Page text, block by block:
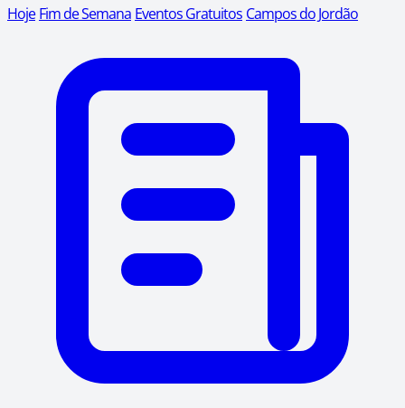
Hoje Fim de Semana Eventos Gratuitos Campos do Jordão